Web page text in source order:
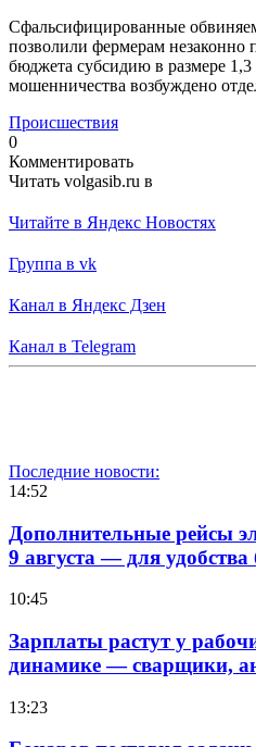
Сфальсифицированные
позволили фермерам незаконно
бюджета субсидию в размере
мошенничества возбуждено
Происшествия
0
Комментировать
Читать volgasib.ru в
Читайте в Яндекс Новостях
Группа в vk
Канал в Яндекс Дзен
Канал в Telegram
Последние новости:
14:52
Дополнительные рейсы
9 августа — для
10:45
Зарплаты растут у
динамике — сварщики,
13:23